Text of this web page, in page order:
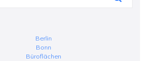
Berlin
Bonn
Büroflächen